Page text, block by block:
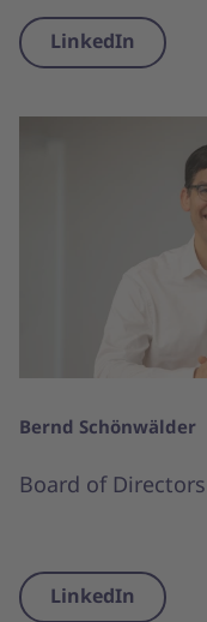
LinkedIn
Bernd Schönwälder
Board of Directors
LinkedIn